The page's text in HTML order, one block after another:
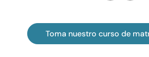
Toma nuestro curso de